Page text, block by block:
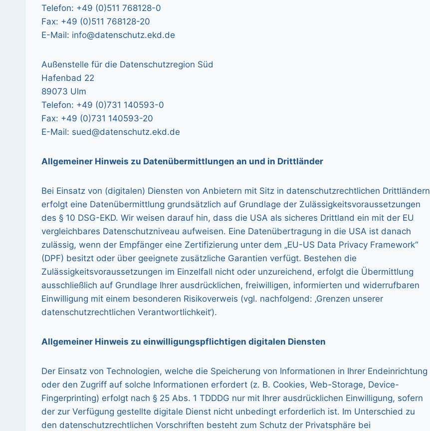
Telefon: +49 (0)511 768128-0
Fax: +49 (0)511 768128-20
E-Mail: info@datenschutz.ekd.de
Außenstelle für die Datenschutzregion Süd
Hafenbad 22
89073 Ulm
Telefon: +49 (0)731 140593-0
Fax: +49 (0)731 140593-20
E-Mail: sued@datenschutz.ekd.de
Allgemeiner Hinweis zu Datenübermittlungen an und in Drittländer
Bei Einsatz von (digitalen) Diensten von Anbietern mit Sitz in datenschutzrechtlichen Drittländern
erfolgt eine Datenübermittlung grundsätzlich auf Grundlage der Zulässigkeitsvoraussetzungen
des § 10 DSG-EKD. Wir weisen darauf hin, dass die USA als sicheres Drittland ein mit der EU
vergleichbares Datenschutzniveau aufweisen. Eine Datenübertragung in die USA ist danach
zulässig, wenn der Empfänger eine Zertifizierung unter dem „EU-US Data Privacy Framework“
(DPF) besitzt oder über geeignete zusätzliche Garantien verfügt. Bestehen die
Zulässigkeitsvoraussetzungen im Einzelfall nicht oder unzureichend, erfolgt die Übermittlung
ausschließlich auf Grundlage Ihrer ausdrücklichen, freiwilligen, informierten und widerrufbaren
Einwilligung mit einem besonderen Risikoverweis (vgl. nachfolgend: ‚Grenzen unserer
datenschutzrechtlichen Verantwortlichkeit‘).
Allgemeiner Hinweis zu einwilligungspflichtigen digitalen Diensten
Der Einsatz von Technologien, welche die Speicherung von Informationen in Ihrer Endeinrichtung
oder den Zugriff auf solche Informationen erfordert (z. B. Cookies, Web-Storage, Device-
Fingerprinting) erfolgt nach § 25 Abs. 1 TDDDG nur mit Ihrer ausdrücklichen Einwilligung, sofern
der zur Verfügung gestellte digitale Dienst nicht unbedingt erforderlich ist. Im Unterschied zu
den datenschutzrechtlichen Vorschriften besteht zum Schutz der Privatsphäre bei